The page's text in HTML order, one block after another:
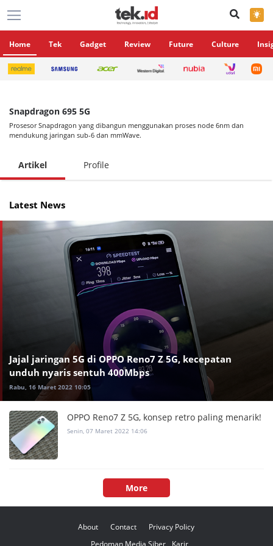
×
Home Tek Gadget Review Future Culture
Snapdragon 695 5G
Prosesor Snapdragon yang dibangun menggunakan proses node 6nm dan
mendukung jaringan sub-6 dan mmWave.
Artikel Profile
Latest News
Jajal jaringan 5G di OPPO Reno7 Z 5G, kecepatan
unduh nyaris sentuh 400Mbps
Rabu, 16 Maret 2022 10:05
OPPO Reno7 Z 5G, konsep retro paling menarik!
Senin, 07 Maret 2022 14:06
More
About Contact
Privacy Policy
Pedoman Media Siber
Karir